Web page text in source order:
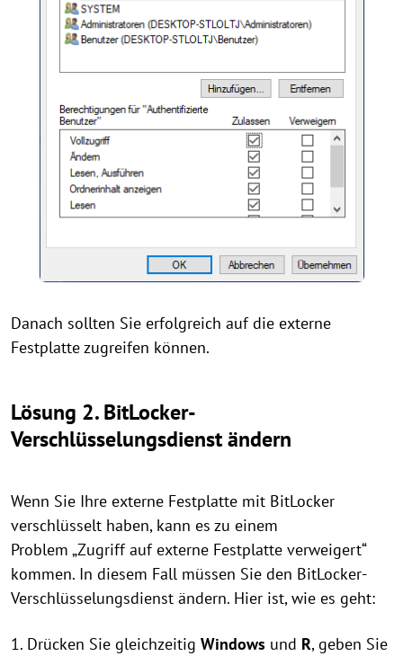
Danach sollten Sie erfolgreich auf die externe
Festplatte zugreifen können.
Lösung 2.BitLocker-
Verschlüsselungsdienst ändern
Wenn Sie Ihre externe Festplatte mit BitLocker
verschlüsselt haben, kann es zu einem
Problem „Zugriff auf externe Festplatte verweigert“
kommen. In diesem Fall müssen Sie den BitLocker-
Verschlüsselungsdienst ändern. Hier ist, wie es geht:
1. Drücken Sie gleichzeitig Windows und R, geben Sie